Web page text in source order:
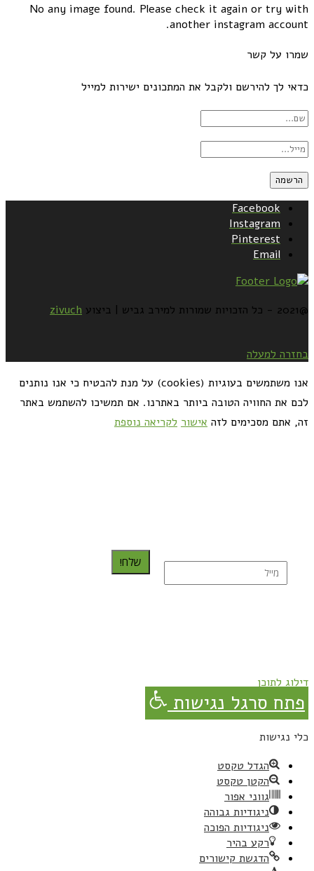
No any image found. Please check it again or try with
another instagram account.
שמרו על קשר
כדאי לך להירשם ולקבל את המתכונים ישירות למייל
Facebook
Instagram
Pinterest
Email
@2021 - כל הזכויות שמורות למירב גביש | ביצוע zivuch
בחזרה למעלה
אנו משתמשים בעוגיות (cookies) על מנת להבטיח כי אנו נותנים
לכם את החוויה הטובה ביותר באתרנו. אם תמשיכו להשתמש באתר
זה, אתם מסכימים לזה אישור לקריאה נוספת
שלח!
דילוג לתוכן
פתח סרגל נגישות
כלי נגישות
הגדל טקסט
הקטן טקסט
גווני אפור
ניגודיות גבוהה
ניגודיות הפוכה
רקע בהיר
הדגשת קישורים